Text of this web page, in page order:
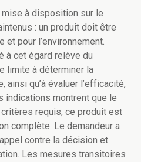
à disposition sur le
: un produit doit être
et pour l’environnement.
à cet égard relève du
limite à déterminer la
ainsi qu’à évaluer l’efficacité,
indications montrent que le
requis, ce produit est
complète. Le demandeur a
contre la décision et
Les mesures transitoires